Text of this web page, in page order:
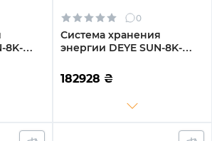
8K-
0
Система хранения
энергии DEYE SUN-8K-
8000W 15.36kh 3BAT
LiFePO4 6000 циклов
182928 ₴